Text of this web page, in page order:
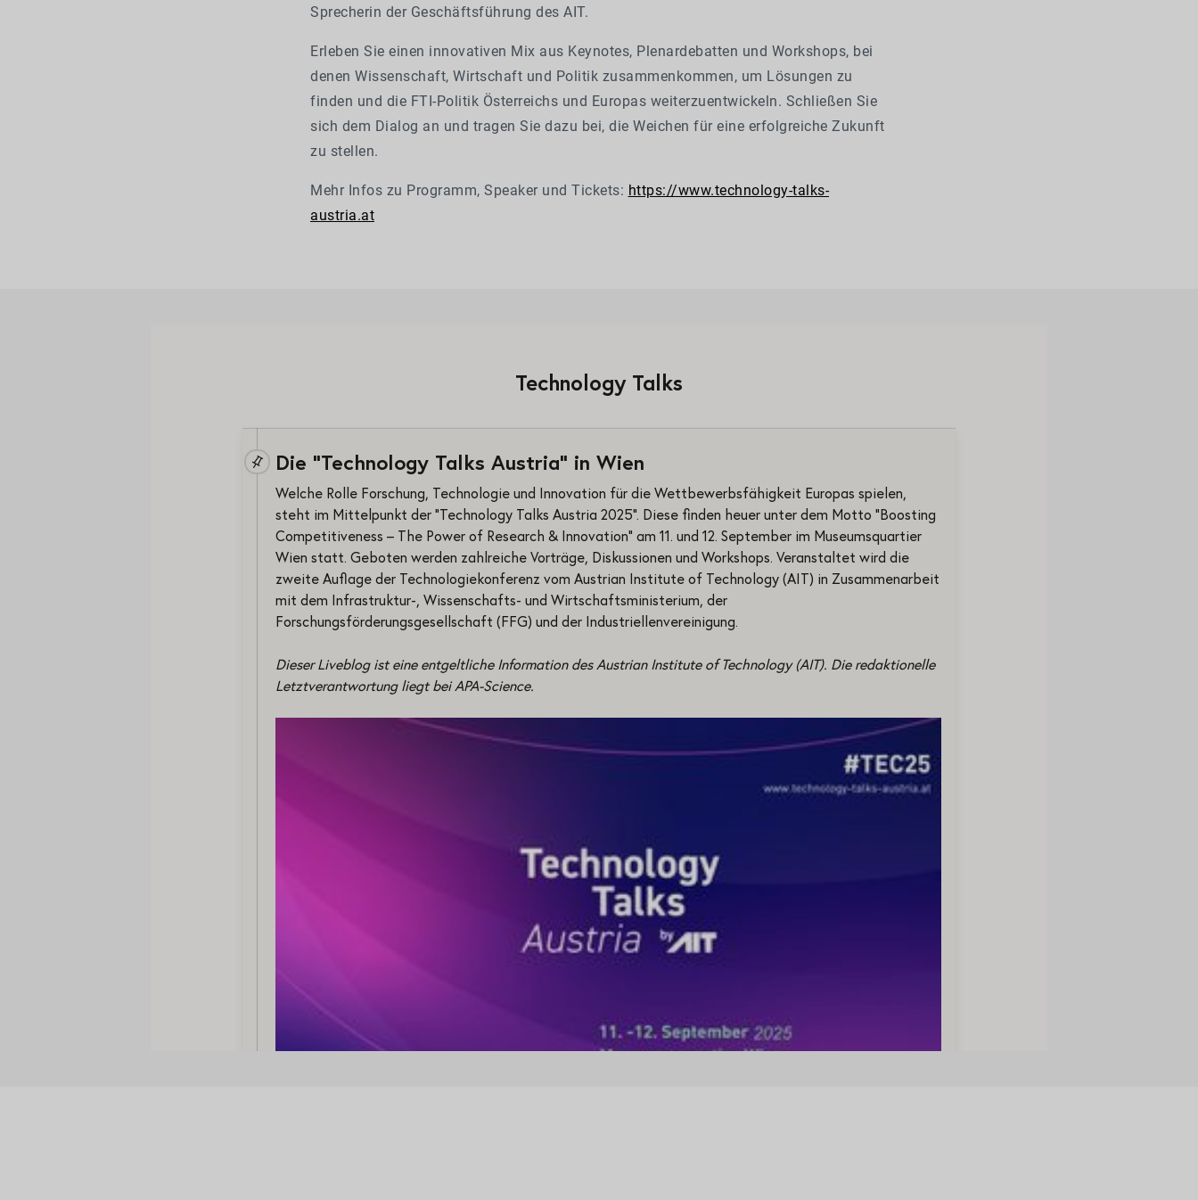
Sprecherin der Geschäftsführung des AIT.
Erleben Sie einen innovativen Mix aus Keynotes, Plenardebatten und Workshops, bei
denen Wissenschaft, Wirtschaft und Politik zusammenkommen, um Lösungen zu
finden und die FTI-Politik Österreichs und Europas weiterzuentwickeln. Schließen Sie
sich dem Dialog an und tragen Sie dazu bei, die Weichen für eine erfolgreiche Zukunft
zu stellen.
Mehr Infos zu Programm, Speaker und Tickets: https://www.technology-talks-
austria.at